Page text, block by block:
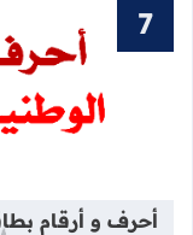
أحرف و أرقام